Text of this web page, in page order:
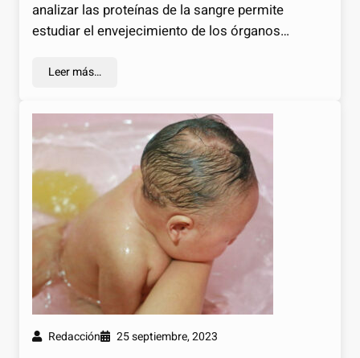
analizar las proteínas de la sangre permite
estudiar el envejecimiento de los órganos…
Leer más…
Redacción 25 septiembre, 2023